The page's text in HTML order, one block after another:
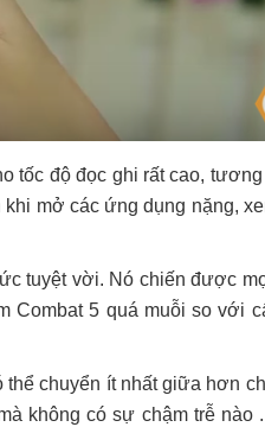
tốc độ đọc ghi rất cao,
mở các ứng dụng nặng,
tuyệt vời. Nó chiến được
Combat 5 quá muỗi so với
thể chuyển ít nhất giữa hơn
không có sự chậm trễ nào